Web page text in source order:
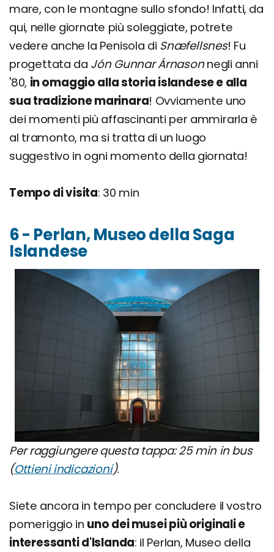
mare, con le montagne sullo sfondo! Infatti, da
qui, nelle giornate più soleggiate, potrete
vedere anche la Penisola di Snæfellsnes! Fu
progettata da Jón Gunnar Árnasonnegli anni
'80, in omaggio alla storia islandese e alla
sua tradizione marinara! Ovviamente uno
dei momenti più affascinanti per ammirarla è
al tramonto, ma si tratta di un luogo
suggestivo in ogni momento della giornata!
Tempo di visita: 30 min
6 - Perlan, Museo della Saga
Islandese
Per raggiungere questa tappa: 25 min in bus
(Ottieni indicazioni).
Siete ancora in tempo per concludere il vostro
pomeriggio in uno dei musei più originali e
interessanti d'Islanda: il Perlan, Museo della